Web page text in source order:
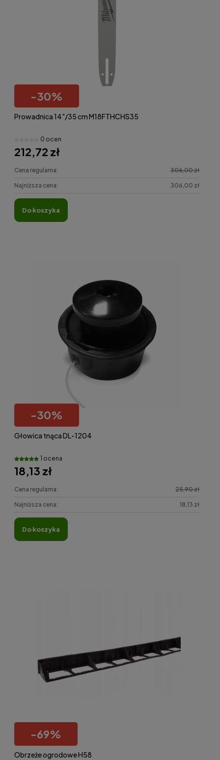
-30%
Prowadnica 14"/35 cm M18FTHCHS35
0 ocen
212,72 zł
Cena regularna: 306,00 zł
Najniższa cena: 306,00 zł
do koszyka
-30%
Głowica tnąca DL-1204
1 ocena
18,13 zł
Cena regularna: 25,90 zł
Najniższa cena: 18,13 zł
do koszyka
-69%
Obrzeże ogrodowe H58